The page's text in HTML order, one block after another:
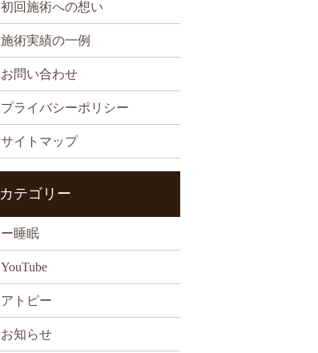
初回施術への想い
施術実績の一例
お問い合わせ
プライバシーポリシー
サイトマップ
カテゴリー
ー睡眠
YouTube
アトピー
お知らせ